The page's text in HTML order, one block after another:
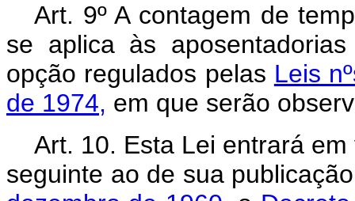
Art. 9º A contagem de
se aplica às
opção regulados pelas Leis
de 1974, em que serão
Art. 10. Esta Lei entrará
seguinte ao de sua